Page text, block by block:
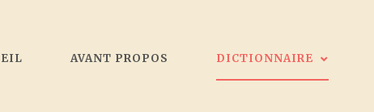
AVANT PROPOS DICTIONNAIRE